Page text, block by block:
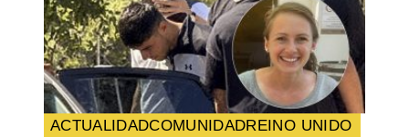
ACTUALIDADCOMUNIDADREINO UNIDO